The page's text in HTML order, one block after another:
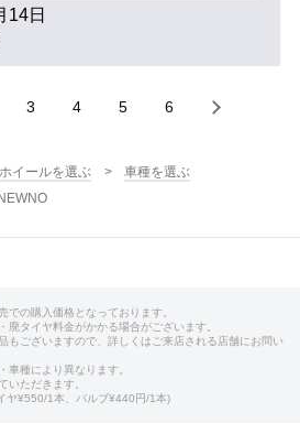
14日
3 4 5 6
ホイールを選ぶ
車種を選ぶ
での購入価格となっております。
廃タイヤ料金がかかる場合がございます。
もございますので、詳しくはご来店される店舗にお問い
車種により異なります。
ただきます。
ヤ¥550/1本、バルブ¥440円/1本)